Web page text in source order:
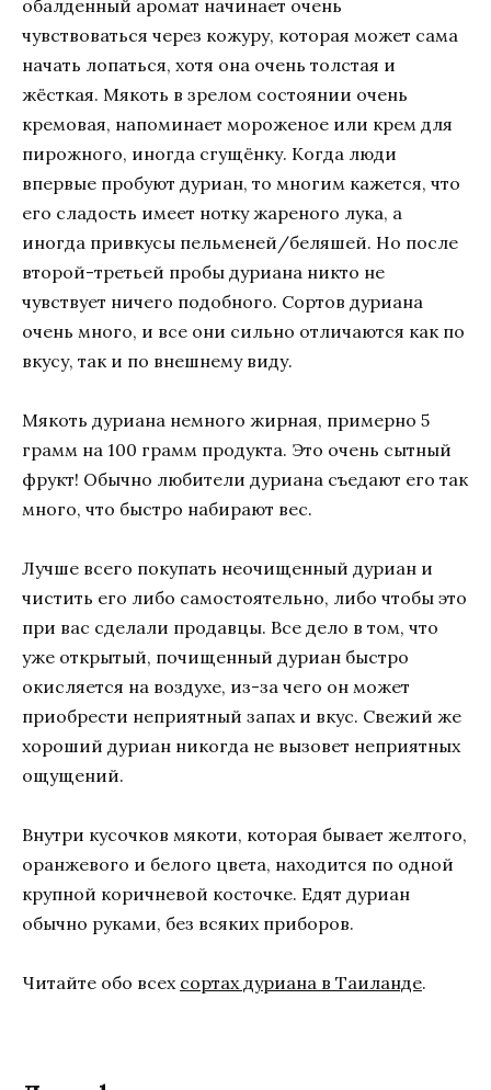
обалденный аромат начинает очень
чувствоваться через кожуру, которая может сама
начать лопаться, хотя она очень толстая и
жёсткая. Мякоть в зрелом состоянии очень
кремовая, напоминает мороженое или крем для
пирожного, иногда сгущёнку. Когда люди
впервые пробуют дуриан, то многим кажется, что
его сладость имеет нотку жареного лука, а
иногда привкусы пельменей/беляшей. Но после
второй-третьей пробы дуриана никто не
чувствует ничего подобного. Сортов дуриана
очень много, и все они сильно отличаются как по
вкусу, так и по внешнему виду.
Мякоть дуриана немного жирная, примерно 5
грамм на 100 грамм продукта. Это очень сытный
фрукт! Обычно любители дуриана съедают его так
много, что быстро набирают вес.
Лучше всего покупать неочищенный дуриан и
чистить его либо самостоятельно, либо чтобы это
при вас сделали продавцы. Все дело в том, что
уже открытый, почищенный дуриан быстро
окисляется на воздухе, из-за чего он может
приобрести неприятный запах и вкус. Свежий же
хороший дуриан никогда не вызовет неприятных
ощущений.
Внутри кусочков мякоти, которая бывает желтого,
оранжевого и белого цвета, находится по одной
крупной коричневой косточке. Едят дуриан
обычно руками, без всяких приборов.
Читайте обо всех сортах дуриана в Таиланде.